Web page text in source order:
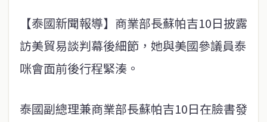
【泰國新聞報導】商業部長蘇帕吉10日披露
訪美貿易談判幕後細節，她與美國參議員泰
咪會面前後行程緊湊。
泰國副總理兼商業部長蘇帕吉10日在臉書發